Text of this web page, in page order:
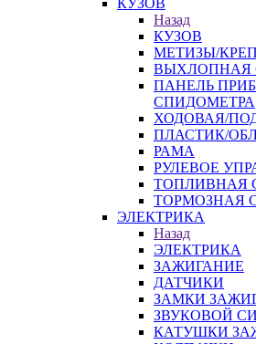
КУЗОВ
Назад
КУЗОВ
МЕТИЗЫ/
ВЫХЛОПНАЯ
ПАНЕЛЬ
СПИДОМЕТРА
ХОДОВАЯ/
ПЛАСТИК/
РАМА
РУЛЕВОЕ
ТОПЛИВНАЯ
ТОРМОЗНАЯ
ЭЛЕКТРИКА
Назад
ЭЛЕКТРИКА
ЗАЖИГАНИЕ
ДАТЧИКИ
ЗАМКИ
ЗВУКОВОЙ
КАТУШКИ